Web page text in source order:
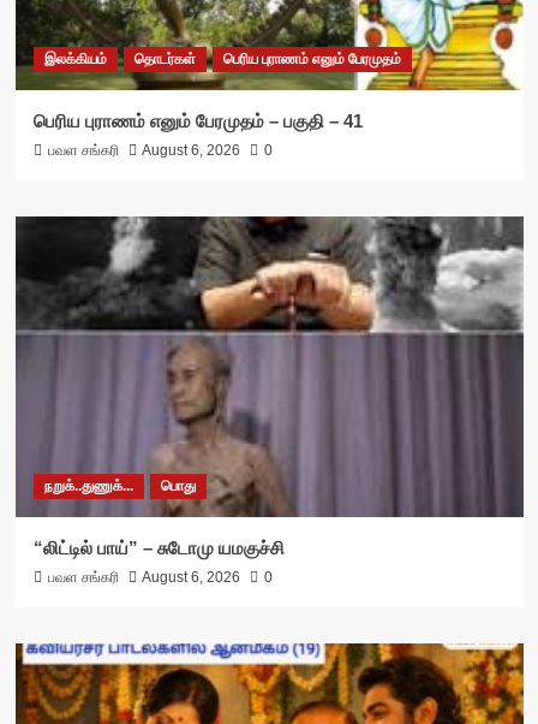
இலக்கியம் தொடர்கள் பெரிய புராணம் எனும் பேரமுதம்
பெரிய புராணம் எனும் பேரமுதம் – பகுதி – 41
பவள சங்கரி August 6, 2026 0
நறுக்..துணுக்... பொது
“லிட்டில் பாய்” – சுடோமு யமகுச்சி
பவள சங்கரி August 6, 2026 0